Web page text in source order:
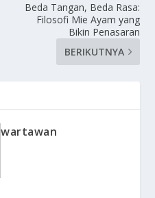
Beda Tangan, Beda Rasa:
Filosofi Mie Ayam yang
Bikin Penasaran
BERIKUTNYA
wartawan